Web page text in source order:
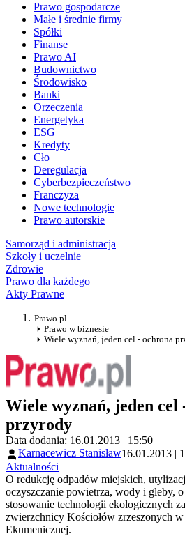
Prawo gospodarcze
Małe i średnie firmy
Spółki
Finanse
Prawo AI
Budownictwo
Środowisko
Banki
Orzeczenia
Energetyka
ESG
Kredyty
Cło
Deregulacja
Cyberbezpieczeństwo
Franczyza
Nowe technologie
Prawo autorskie
Samorząd i administracja
Szkoły i uczelnie
Zdrowie
Prawo dla każdego
Akty Prawne
Prawo.pl
Prawo w biznesie
Wiele wyznań, jeden cel - ochrona
Wiele wyznań, jeden cel
przyrody
Data dodania: 16.01.2013 | 15:50
Karnacewicz Stanisław16.01.2013 |
Aktualności
O redukcję odpadów miejskich,
oczyszczanie powietrza, wody i gleby,
stosowanie technologii ekologicznych
zwierzchnicy Kościołów zrzeszonych
Ekumenicznej.